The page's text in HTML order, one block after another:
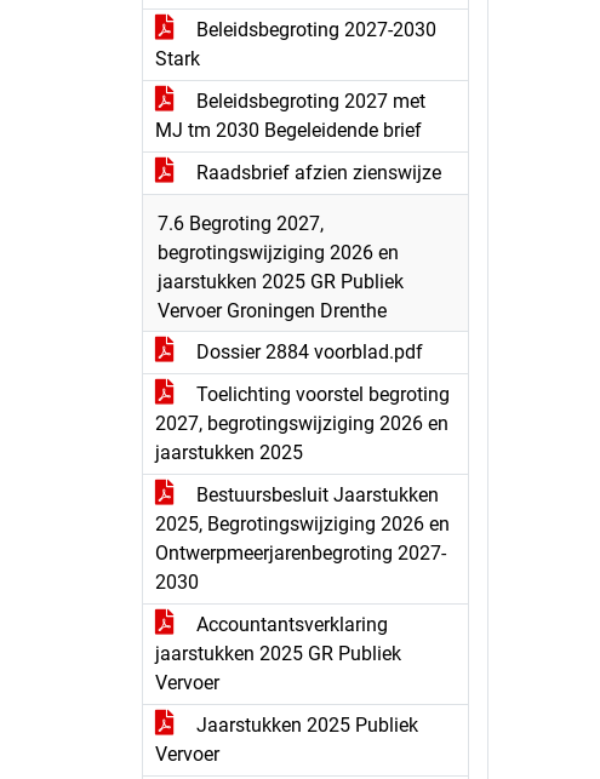
Beleidsbegroting 2027-2030
Stark
Beleidsbegroting 2027 met
MJ tm 2030 Begeleidende brief
Raadsbrief afzien zienswijze
7.6 Begroting 2027,
begrotingswijziging 2026 en
jaarstukken 2025 GR Publiek
Vervoer Groningen Drenthe
Dossier 2884 voorblad.pdf
Toelichting voorstel begroting
2027, begrotingswijziging 2026 en
jaarstukken 2025
Bestuursbesluit Jaarstukken
2025, Begrotingswijziging 2026 en
Ontwerpmeerjarenbegroting 2027-
2030
Accountantsverklaring
jaarstukken 2025 GR Publiek
Vervoer
Jaarstukken 2025 Publiek
Vervoer